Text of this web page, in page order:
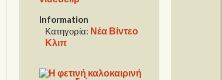
Information
Κατηγορία: Νέα Βίντεο
Κλιπ